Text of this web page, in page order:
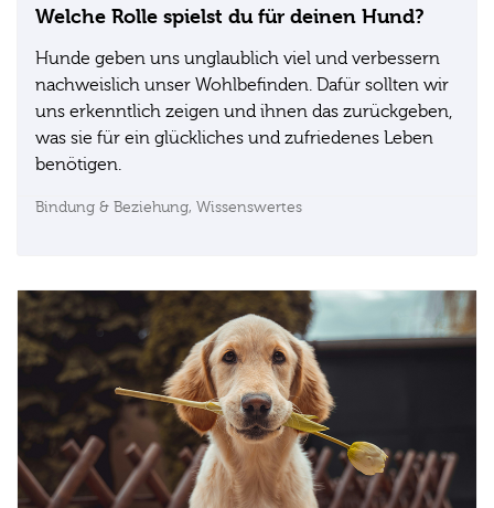
Welche Rolle spielst du für deinen Hund?
Hunde geben uns unglaublich viel und verbessern
nachweislich unser Wohlbefinden. Dafür sollten wir
uns erkenntlich zeigen und ihnen das zurückgeben,
was sie für ein glückliches und zufriedenes Leben
benötigen.
Bindung & Beziehung, Wissenswertes